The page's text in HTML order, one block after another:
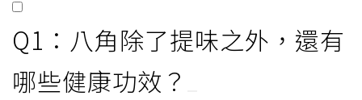
Q1：八角除了提味之外，還有
哪些健康功效？